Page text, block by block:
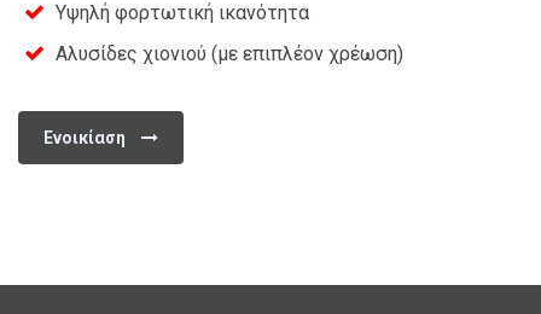
Υψηλή φορτωτική ικανότητα
Αλυσίδες χιονιού (με επιπλέον χρέωση)
Ενοικίαση